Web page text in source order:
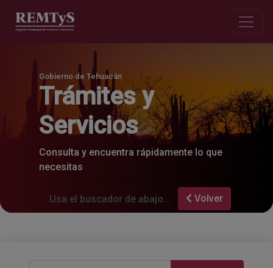
Gobierno de Tehuacán
Trámites y
Servicios
Consulta y encuentra rápidamente lo que
necesitas
Volver